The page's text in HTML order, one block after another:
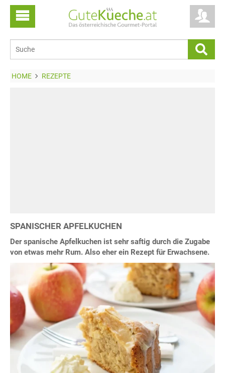
HOME REZEPTE
SPANISCHER APFELKUCHEN
Der spanische Apfelkuchen ist sehr saftig durch die Zugabe
von etwas mehr Rum. Also eher ein Rezept für Erwachsene.